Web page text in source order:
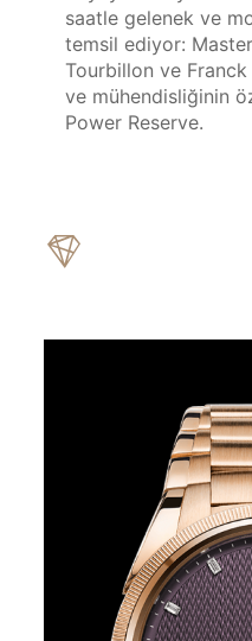
saatle gelenek ve
temsil ediyor:
Tourbillon ve Franck
ve mühendisliğinin
Power Reserve.